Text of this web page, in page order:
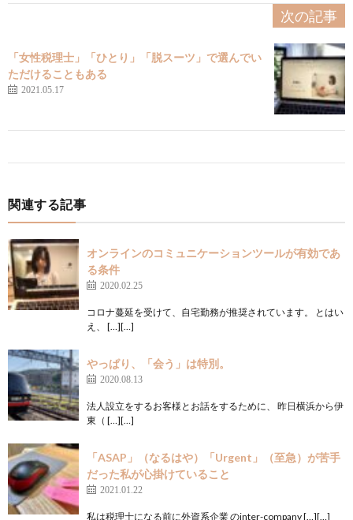
次の記事
「女性税理士」「ひとり」「脱スーツ」で選んでい
ただけることもある
2021.05.17
関連する記事
オンラインのコミュニケーションツールが有効であ
る条件
2020.02.25
コロナ蔓延を受けて、自宅勤務が推奨されています。 とはい
え、 […][…]
やっぱり、「会う」は特別。
2020.08.13
法人設立をするお客様とお話をするために、 昨日横浜から伊
東（ […][…]
「ASAP」（なるはや）「Urgent」（至急）が苦手
だった私が心掛けていること
2021.01.22
私は税理士になる前に外資系企業 のinter-company […][…]